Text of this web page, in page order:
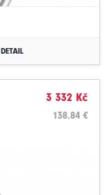
DETAIL
3 332 Kč
138.84 €